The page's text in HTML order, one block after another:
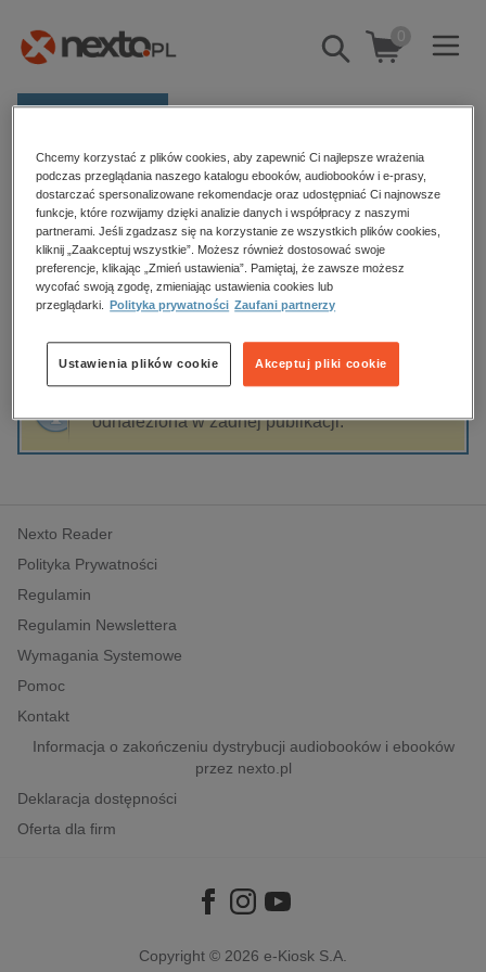
Pokaż/schowaj
wyszukiwarkę
0
Kategorie
Zobacz wszystkie E-prasa
budownictwo, aranżacja wnętrz
biznesowe, branżowe, gospodarka
dzienniki
edukacja
hobby, sport, rozrywka
komputery, internet, technologie, informatyka
polityka, społeczno-informacyjne
psychologiczne
inne
popularno-naukowe
historia
Strona główna Demet Altınyeleklioglu
Demet Altınyeleklioglu
Sortowanie Filtrowanie
odnaleziona w żadnej publikacji.
Nexto Reader
Polityka Prywatności
Regulamin
Regulamin Newslettera
Wymagania Systemowe
Pomoc
Kontakt
Informacja o zakończeniu dystrybucji audiobooków i ebooków
przez nexto.pl
Deklaracja dostępności
Oferta dla firm
Copyright © 2026 e-Kiosk S.A.
Chcemy korzystać z plików cookies, aby zapewnić Ci najlepsze wrażenia
podczas przeglądania naszego katalogu ebooków, audiobooków i e-prasy,
dostarczać spersonalizowane rekomendacje oraz udostępniać Ci najnowsze
funkcje, które rozwijamy dzięki analizie danych i współpracy z naszymi
partnerami. Jeśli zgadzasz się na korzystanie ze wszystkich plików cookies,
kliknij „Zaakceptuj wszystkie”. Możesz również dostosować swoje
preferencje, klikając „Zmień ustawienia”. Pamiętaj, że zawsze możesz
wycofać swoją zgodę, zmieniając ustawienia cookies lub
przeglądarki.
Polityka prywatności Zaufani partnerzy
Akceptuj pliki cookie
Ustawienia plików cookie